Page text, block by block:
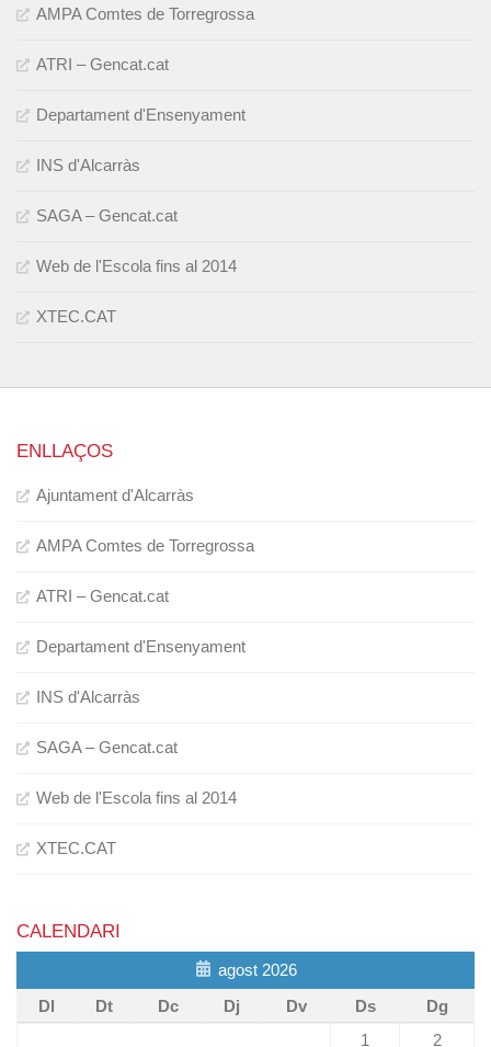
AMPA Comtes de Torregrossa
ATRI – Gencat.cat
Departament d'Ensenyament
INS d'Alcarràs
SAGA – Gencat.cat
Web de l'Escola fins al 2014
XTEC.CAT
ENLLAÇOS
Ajuntament d'Alcarràs
AMPA Comtes de Torregrossa
ATRI – Gencat.cat
Departament d'Ensenyament
INS d'Alcarràs
SAGA – Gencat.cat
Web de l'Escola fins al 2014
XTEC.CAT
CALENDARI
agost 2026
Dl
Dt Dc Dj Dv Ds
Dg
1
2